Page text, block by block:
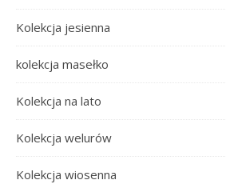
Kolekcja jesienna
kolekcja masełko
Kolekcja na lato
Kolekcja welurów
Kolekcja wiosenna